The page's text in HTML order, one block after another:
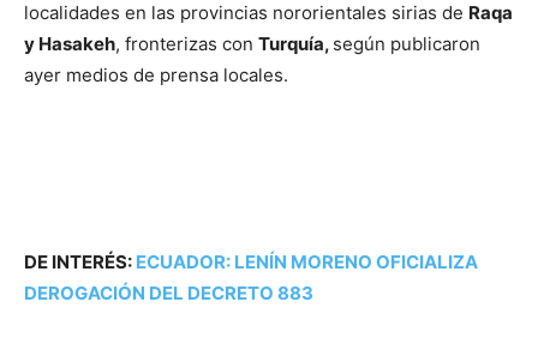
localidades en las provincias nororientales sirias de Raqa
y Hasakeh, fronterizas con Turquía, según publicaron
ayer medios de prensa locales.
DE INTERÉS: ECUADOR: LENÍN MORENO OFICIALIZA
DEROGACIÓN DEL DECRETO 883